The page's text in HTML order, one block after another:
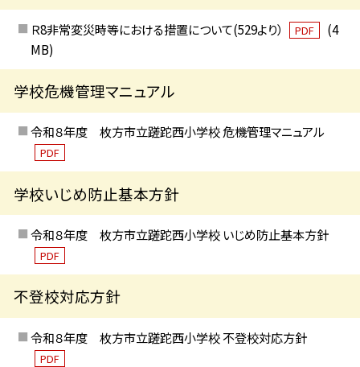
Ｒ8非常変災時等における措置について(529より） PDF
(4
MB)
学校危機管理マニュアル
令和８年度 枚方市立蹉跎西小学校 危機管理マニュアル
PDF
学校いじめ防止基本方針
令和８年度 枚方市立蹉跎西小学校 いじめ防止基本方針
PDF
不登校対応方針
令和８年度 枚方市立蹉跎西小学校 不登校対応方針
PDF